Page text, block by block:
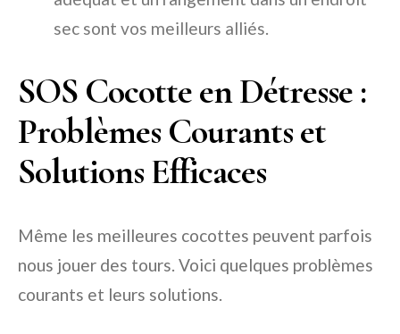
sec sont vos meilleurs alliés.
SOS Cocotte en Détresse :
Problèmes Courants et
Solutions Efficaces
Même les meilleures cocottes peuvent parfois
nous jouer des tours. Voici quelques problèmes
courants et leurs solutions.